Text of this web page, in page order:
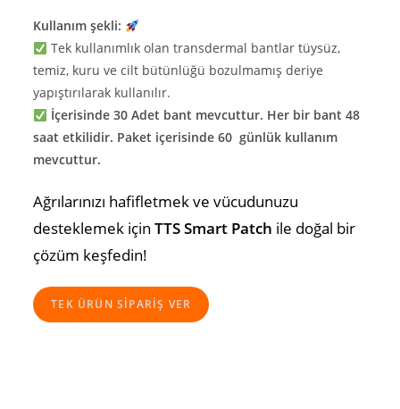
Kullanım şekli:
Tek kullanımlık olan transdermal bantlar tüysüz,
temiz, kuru ve cilt bütünlüğü bozulmamış deriye
yapıştırılarak kullanılır.
İçerisinde 30 Adet bant mevcuttur. Her bir bant 48
saat etkilidir. Paket içerisinde 60 günlük kullanım
mevcuttur.
Ağrılarınızı hafifletmek ve vücudunuzu
desteklemek içinTTS Smart Patch ile doğal bir
çözüm keşfedin!
TEK ÜRÜN SİPARİŞ VER